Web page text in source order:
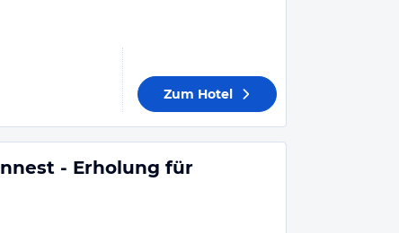
Zum Hotel
- Erholung für